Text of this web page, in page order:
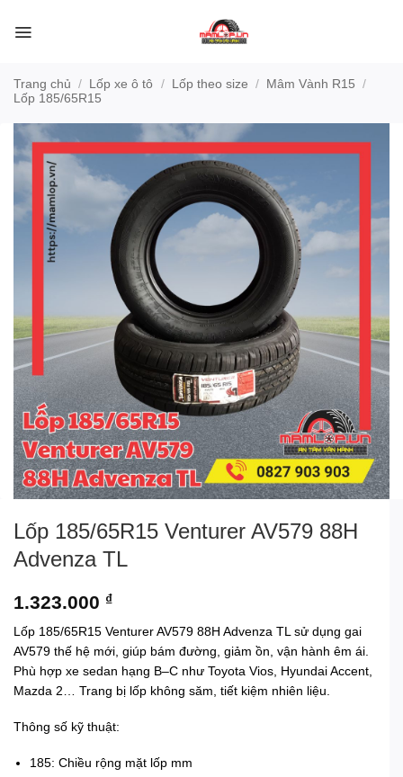
qua
Trang chủ / Lốp xe ô tô / Lốp theo size / Mâm Vành R15 /
Lốp 185/65R15
Lốp 185/65R15 Venturer AV579 88H
Advenza TL
1.323.000 ₫
Lốp 185/65R15 Venturer AV579 88H Advenza TL sử dụng gai
AV579 thế hệ mới, giúp bám đường, giảm ồn, vận hành êm ái.
Phù hợp xe sedan hạng B–C như Toyota Vios, Hyundai Accent,
Mazda 2… Trang bị lốp không săm, tiết kiệm nhiên liệu.
Thông số kỹ thuật:
185: Chiều rộng mặt lốp mm